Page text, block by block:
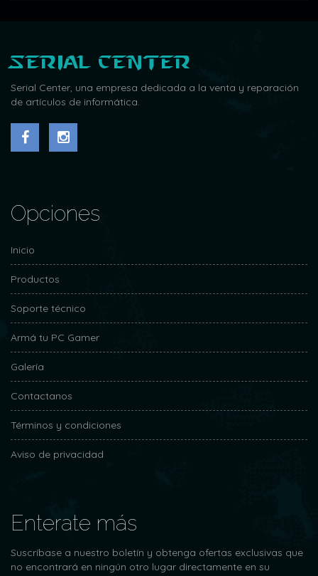
Serial Center
Serial Center, una empresa dedicada a la venta y reparación
de artículos de informática.
Opciones
Inicio
Productos
Soporte técnico
Armá tu PC Gamer
Galería
Contactanos
Términos y condiciones
Aviso de privacidad
Enterate más
Suscríbase a nuestro boletín y obtenga ofertas exclusivas que
no encontrará en ningún otro lugar directamente en su